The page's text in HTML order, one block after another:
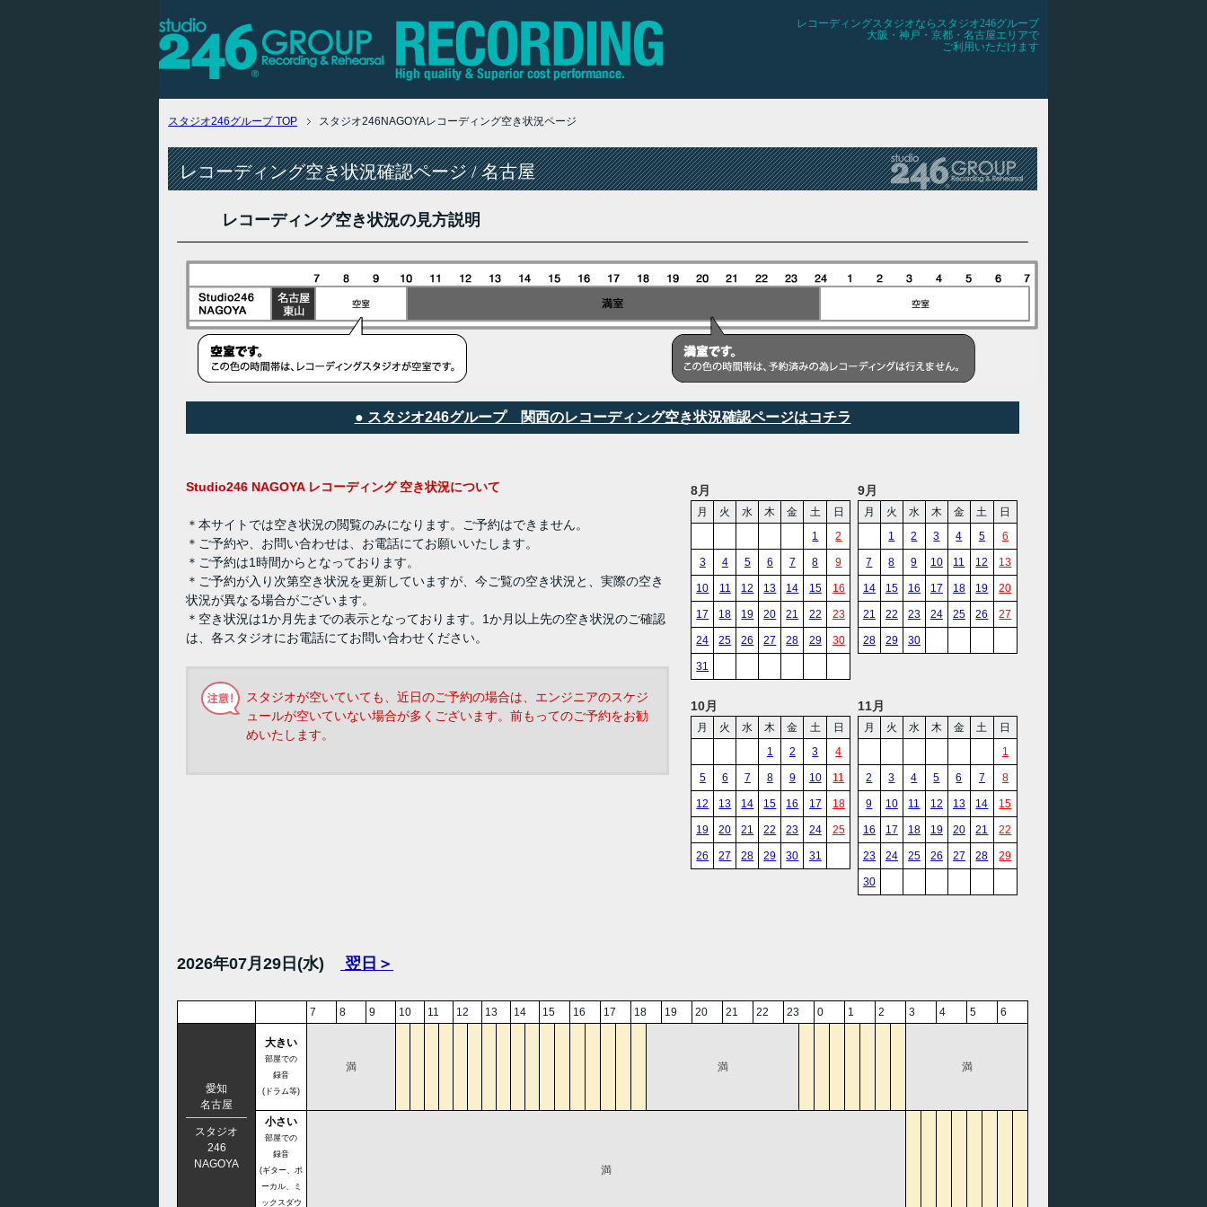
レコーディングスタジオならスタジオ246グループ
大阪・神戸・京都・名古屋エリアで
ご利用いただけます
スタジオ246グループTOP スタジオ246NAGOYAレコーディング空き状況ページ
レコーディング空き状況確認ページ / 名古屋
レコーディング空き状況の見方説明
● スタジオ246グループ 関西のレコーディング空き状況確認ページはコチラ
Studio246 NAGOYA レコーディング 空き状況について
＊本サイトでは空き状況の閲覧のみになります。ご予約はできません。
＊ご予約や、お問い合わせは、お電話にてお願いいたします。
＊ご予約は1時間からとなっております。
＊ご予約が入り次第空き状況を更新していますが、今ご覧の空き状況と、実際の空き
状況が異なる場合がございます。
＊空き状況は1か月先までの表示となっております。1か月以上先の空き状況のご確認
は、各スタジオにお電話にてお問い合わせください。
スタジオが空いていても、近日のご予約の場合は、エンジニアのスケジ
ュールが空いていない場合が多くございます。前もってのご予約をお勧
めいたします。
8月
月 火 水 木 金 土
日
1
2
3 4 5 6 7 8 9
10 11 12 13 14 15 16
17 18 19 20 21 22 23
24 25 26 27 28 29 30
31
9月
月 火 水 木 金 土
日
1
2 3 4 5 6
7 8 9 10 11 12 13
14 15 16 17 18 19 20
21 22 23 24 25 26 27
28 29 30
10月
月 火 水 木 金 土
日
1
2 3 4
5 6 7 8 9 10 11
12 13 14 15 16 17 18
19 20 21 22 23 24 25
26 27 28 29 30 31
11月
月 火 水 木 金 土
日
1
2 3 4 5 6 7 8
9 10 11 12 13 14 15
16 17 18 19 20 21 22
23 24 25 26 27 28 29
30
2026年07月29日(水) 翌日＞
7 8 9 10 11 12 13 14 15 16 17 18 19 20 21 22 23 0 1 2 3 4 5 6
愛知
名古屋
スタジオ
246
NAGOYA
大きい
部屋での
録音
(ドラム等)
満 満 満
小さい
部屋での
録音
(ギター、ボ
ーカル、ミ
ックスダウ
満